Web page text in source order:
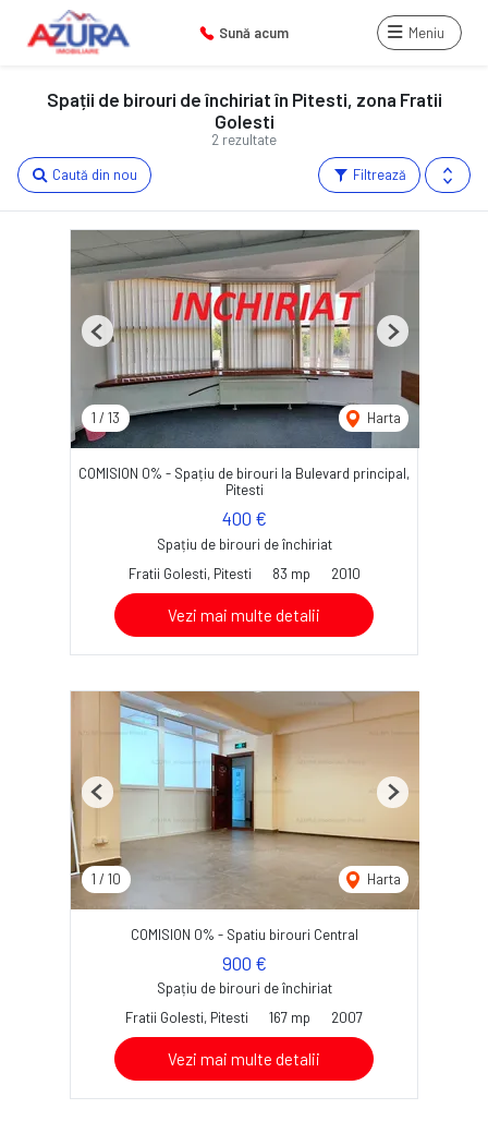
Sună acum Meniu
2 rezultate
Spații de birouri de închiriat în Pitesti, zona Fratii
Golesti
Filtrează
Caută din nou
1 / 13 Harta
Previous Next
COMISION 0% - Spațiu de birouri la Bulevard principal,
Pitesti
400 €
Spațiu de birouri de închiriat
Fratii Golesti, Pitesti
83 mp 2010
Vezi mai multe detalii
1 / 10 Harta
Previous Next
COMISION 0% - Spatiu birouri Central
900 €
Spațiu de birouri de închiriat
Fratii Golesti, Pitesti
167 mp 2007
Vezi mai multe detalii